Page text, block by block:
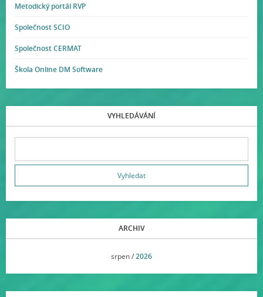
Metodický portál RVP
Společnost SCIO
Společnost CERMAT
Škola Online DM Software
VYHLEDÁVÁNÍ
ARCHIV
srpen /2026